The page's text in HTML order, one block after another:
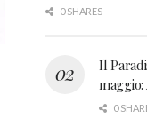
0 SHARES
Il
maggio:
0